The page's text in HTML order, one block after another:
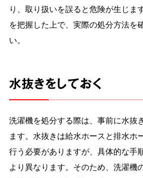
り、取り扱いを誤ると危険が生じま
を把握した上で、実際の処分方法を
い。
水抜きをしておく
洗濯機を処分する際は、事前に水抜
ます。水抜きは給水ホースと排水ホ
行う必要がありますが、具体的な手
より異なります。そのため、洗濯機